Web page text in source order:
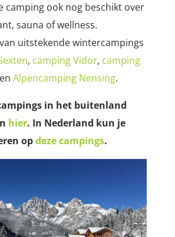
camping ook nog beschikt over
sauna of wellness.
uitstekende wintercampings
, camping Vidor, camping
en Alpencamping Nensing.
in het buitenland
hier. In Nederland kun je
opdeze campings.